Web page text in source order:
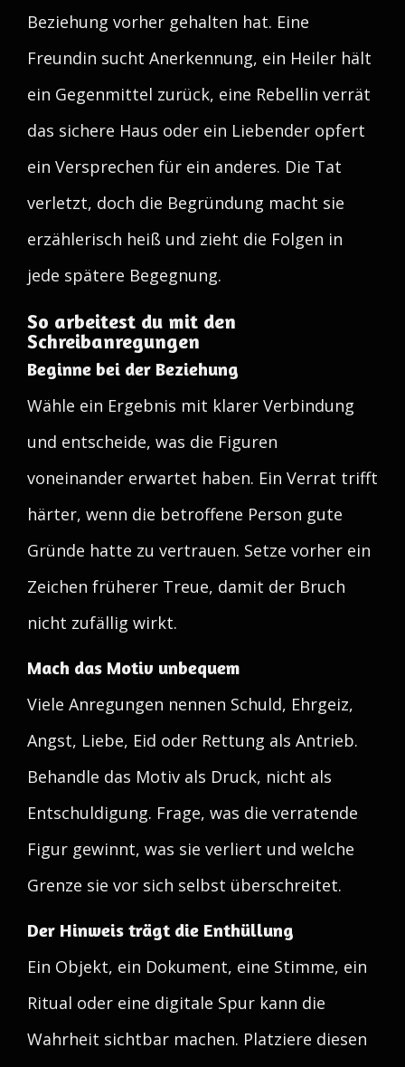
Beziehung vorher gehalten hat. Eine
Freundin sucht Anerkennung, ein Heiler hält
ein Gegenmittel zurück, eine Rebellin verrät
das sichere Haus oder ein Liebender opfert
ein Versprechen für ein anderes. Die Tat
verletzt, doch die Begründung macht sie
erzählerisch heiß und zieht die Folgen in
jede spätere Begegnung.
So arbeitest du mit den
Schreibanregungen
Beginne bei der Beziehung
Wähle ein Ergebnis mit klarer Verbindung
und entscheide, was die Figuren
voneinander erwartet haben. Ein Verrat trifft
härter, wenn die betroffene Person gute
Gründe hatte zu vertrauen. Setze vorher ein
Zeichen früherer Treue, damit der Bruch
nicht zufällig wirkt.
Mach das Motiv unbequem
Viele Anregungen nennen Schuld, Ehrgeiz,
Angst, Liebe, Eid oder Rettung als Antrieb.
Behandle das Motiv als Druck, nicht als
Entschuldigung. Frage, was die verratende
Figur gewinnt, was sie verliert und welche
Grenze sie vor sich selbst überschreitet.
Der Hinweis trägt die Enthüllung
Ein Objekt, ein Dokument, eine Stimme, ein
Ritual oder eine digitale Spur kann die
Wahrheit sichtbar machen. Platziere diesen